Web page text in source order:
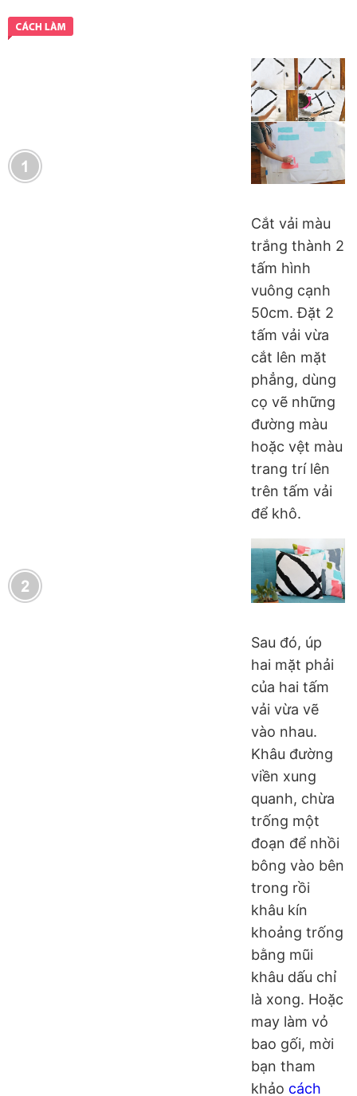
Cắt vải màu
trắng thành 2
tấm hình
vuông cạnh
50cm. Đặt 2
tấm vải vừa
cắt lên mặt
phẳng, dùng
cọ vẽ những
đường màu
hoặc vệt màu
trang trí lên
trên tấm vải
để khô.
Sau đó, úp
hai mặt phải
của hai tấm
vải vừa vẽ
vào nhau.
Khâu đường
viền xung
quanh, chừa
trống một
đoạn để nhồi
bông vào bên
trong rồi
khâu kín
khoảng trống
bằng mũi
khâu dấu chỉ
là xong. Hoặc
may làm vỏ
bao gối, mời
bạn tham
khảo cách